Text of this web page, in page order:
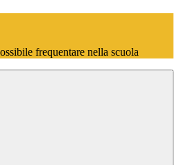
frequentare nella scuola